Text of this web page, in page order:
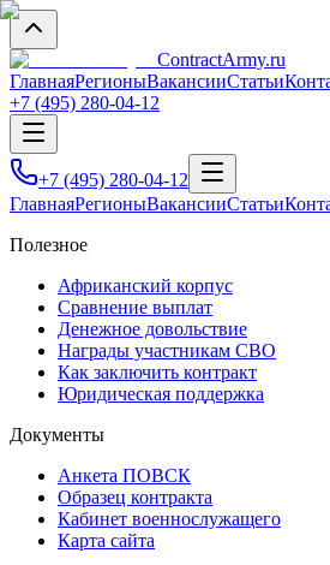
ContractArmy.ru
ГлавнаяРегионыВакансииСтатьи
+7 (495) 280-04-12
+7 (495) 280-04-12
ГлавнаяРегионыВакансииСтатьи
Полезное
Африканский корпус
Сравнение выплат
Денежное довольствие
Награды участникам СВО
Как заключить контракт
Юридическая поддержка
Документы
Анкета ПОВСК
Образец контракта
Кабинет военнослужащего
Карта сайта